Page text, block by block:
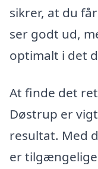
sikrer, at du
ser godt ud,
optimalt i det
At finde det
Døstrup er
resultat. Med
er